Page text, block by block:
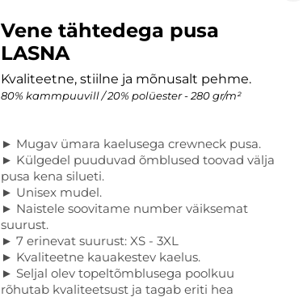
Vene tähtedega pusa
LASNA
Kvaliteetne, stiilne ja mõnusalt pehme.
80% kammpuuvill / 20% polüester - 280 gr/m²
► Mugav ümara kaelusega crewneck pusa.
► Külgedel puuduvad õmblused toovad välja
pusa kena silueti.
► Unisex mudel.
► Naistele soovitame number väiksemat
suurust.
► 7 erinevat suurust: XS - 3XL
► Kvaliteetne kauakestev kaelus.
► Seljal olev topeltõmblusega poolkuu
rõhutab kvaliteetsust ja tagab eriti hea